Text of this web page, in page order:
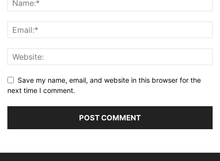
Save my name, email, and website in this browser for the
next time I comment.